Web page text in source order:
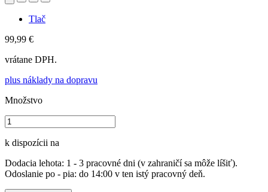
Tlač
99,99 €
vrátane DPH.
plus náklady na dopravu
Množstvo
k dispozícii na
Dodacia lehota: 1 - 3 pracovné dni (v zahraničí sa môže líšiť).
Odoslanie po - pia: do 14:00 v ten istý pracovný deň.